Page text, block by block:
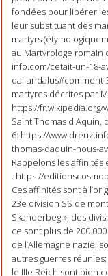
fondées pour libérer
leur substituant des
martyrs
au Martyrologe romain
info.com/cetait-un-18-
dal-
martyres décrites par
https://fr.wikipedia.org/
Saint Thomas d'Aquin,
6: https://
thomas-daquin-nous-
Rappelons les affinités
: https://
Ces affinités sont à
23e division SS de
Skanderbeg », des
ce sont plus de
de l’Allemagne nazie,
autres guerres
le IIIe Reich sont bien